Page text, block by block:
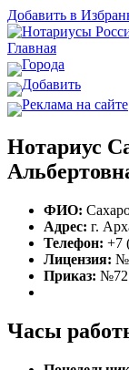
Добавить в
Главная
Города
Добавить
Реклама на сайте
Нотариус
ФИО:
Адрес: г.
Телефон: +7
Лицензия:
Приказ: №72
Часы